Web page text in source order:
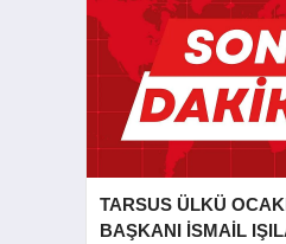
TARSUS ÜLKÜ
BAŞKANI İSMAİL